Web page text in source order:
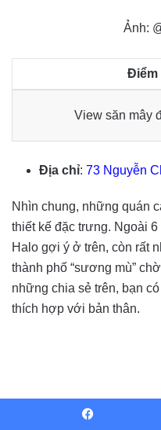
Ảnh:
Điểm
View săn mây
Địa chỉ: 73 Nguyễn
Nhìn chung, những quán
thiết kế đặc trưng. Ngoài 6
Halo gợi ý ở trên, còn rất
thành phố “sương mù”
những chia sẻ trên, bạn
thích hợp với bản thân.